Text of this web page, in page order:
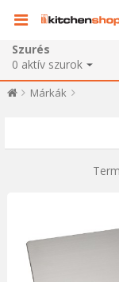
Szurés
0 aktív szurok
Márkák